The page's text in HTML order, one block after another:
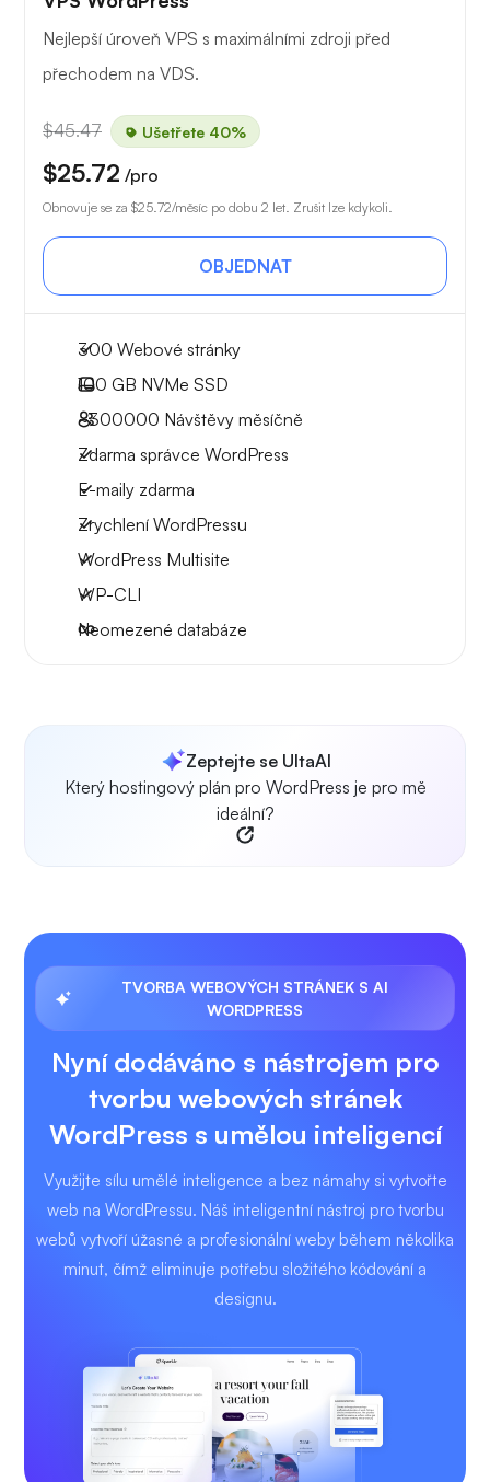
Nejlepší úroveň VPS s maximálními zdroji před
přechodem na VDS.
$45.47 Ušetřete 40%
$25.72 /pro
Obnovuje se za $25.72/měsíc po dobu 2 let. Zrušit lze kdykoli.
OBJEDNAT
300 Webové stránky
100 GB NVMe SSD
~300000 Návštěvy měsíčně
Zdarma správce WordPress
E-maily zdarma
Zrychlení WordPressu
WordPress Multisite
WP-CLI
Neomezené databáze
Zeptejte se UltaAI
Který hostingový plán pro WordPress je pro mě
ideální?
TVORBA WEBOVÝCH STRÁNEK S AI
WORDPRESS
Nyní dodáváno s nástrojem pro
tvorbu webových stránek
WordPress s umělou inteligencí
Využijte sílu umělé inteligence a bez námahy si vytvořte
web na WordPressu. Náš inteligentní nástroj pro tvorbu
webů vytvoří úžasné a profesionální weby během několika
minut, čímž eliminuje potřebu složitého kódování a
designu.